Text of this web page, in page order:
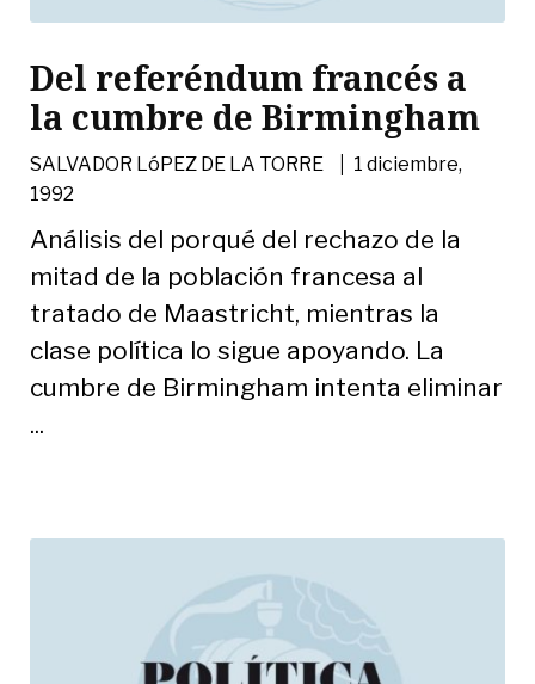
Del referéndum francés a
la cumbre de Birmingham
SALVADOR LóPEZ DE LA TORRE | 1 diciembre,
1992
Análisis del porqué del rechazo de la
mitad de la población francesa al
tratado de Maastricht, mientras la
clase política lo sigue apoyando. La
cumbre de Birmingham intenta eliminar
...